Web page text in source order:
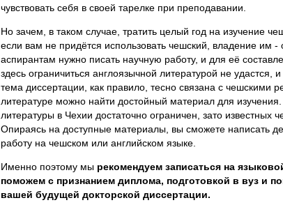
чувствовать себя в своей тарелке при преподавании.
Но зачем, в таком случае, тратить целый год на изучение
если вам не придётся использовать чешский, владение им
аспирантам нужно писать научную работу, и для её
здесь ограничиться англоязычной литературой не удастся,
тема диссертации, как правило, тесно связана с чешскими
литературе можно найти достойный материал для
литературы в Чехии достаточно ограничен, зато известных
Опираясь на доступные материалы, вы сможете написать
работу на чешском или английском языке.
Именно поэтому мы рекомендуем записаться на
поможем с признанием диплома, подготовкой в вуз и
вашей будущей докторской диссертации.